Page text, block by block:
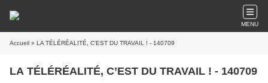
MENU
Accueil » LA TÉLÉRÉALITÉ, C’EST DU TRAVAIL ! - 140709
LA TÉLÉRÉALITÉ, C’EST DU TRAVAIL ! - 140709